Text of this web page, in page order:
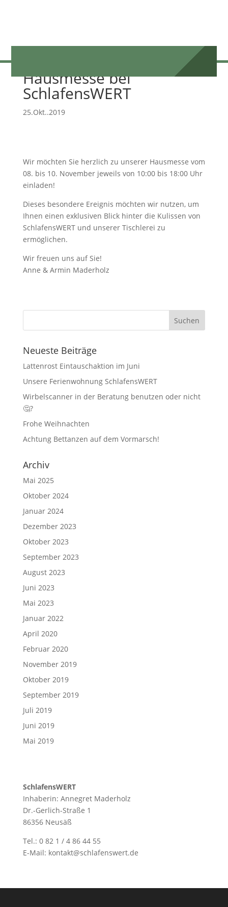
Hausmesse bei
SchlafensWERT
25.Okt..2019
Wir möchten Sie herzlich zu unserer Hausmesse vom
08. bis 10. November jeweils von 10:00 bis 18:00 Uhr
einladen!
Dieses besondere Ereignis möchten wir nutzen, um
Ihnen einen exklusiven Blick hinter die Kulissen von
SchlafensWERT und unserer Tischlerei zu
ermöglichen.
Wir freuen uns auf Sie!
Anne & Armin Maderholz
Neueste Beiträge
Lattenrost Eintauschaktion im Juni
Unsere Ferienwohnung SchlafensWERT
Wirbelscanner in der Beratung benutzen oder nicht
🤔?
Frohe Weihnachten
Achtung Bettanzen auf dem Vormarsch!
Archiv
Mai 2025
Oktober 2024
Januar 2024
Dezember 2023
Oktober 2023
September 2023
August 2023
Juni 2023
Mai 2023
Januar 2022
April 2020
Februar 2020
November 2019
Oktober 2019
September 2019
Juli 2019
Juni 2019
Mai 2019
SchlafensWERT
Inhaberin: Annegret Maderholz
Dr.-Gerlich-Straße 1
86356 Neusäß
Tel.: 0 82 1 / 4 86 44 55
E-Mail: kontakt@schlafenswert.de